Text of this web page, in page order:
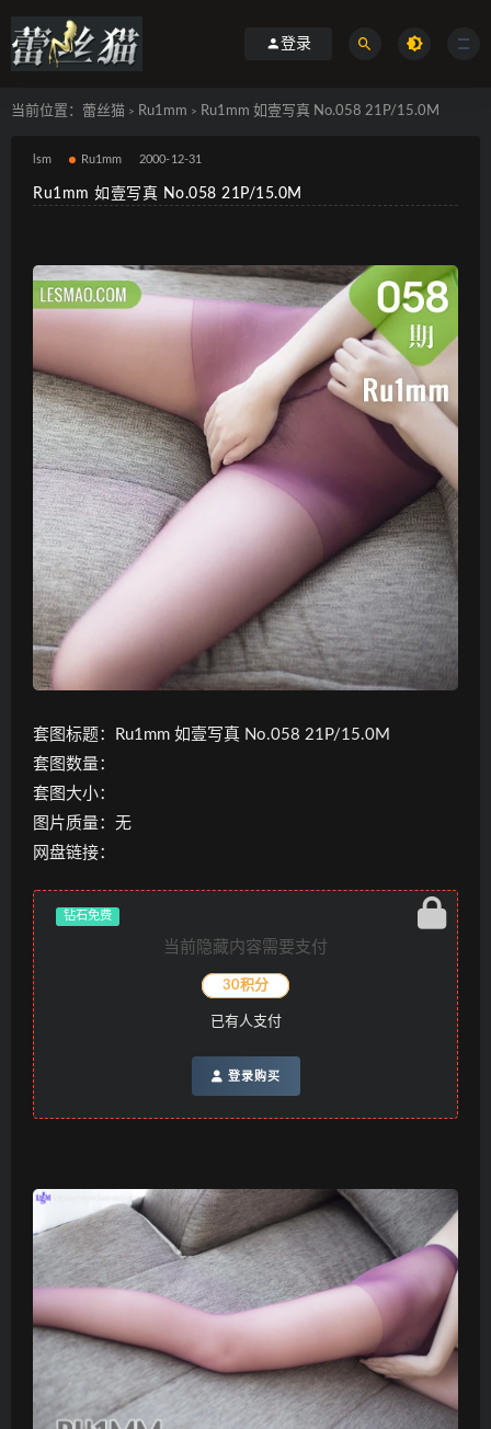
登录
当前位置： 蕾丝猫 > Ru1mm > Ru1mm 如壹写真 No.058 21P/15.0M
lsm Ru1mm 2000-12-31
Ru1mm 如壹写真 No.058 21P/15.0M
套图标题：Ru1mm 如壹写真 No.058 21P/15.0M
套图数量：
套图大小：
图片质量：无
网盘链接：
钻石免费
当前隐藏内容需要支付
30积分
已有人支付
登录购买